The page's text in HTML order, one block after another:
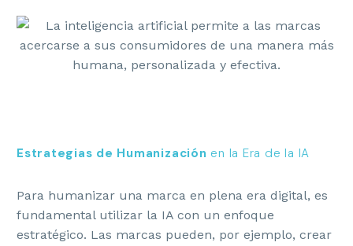
Estrategias de Humanización en la Era de la IA
Para humanizar una marca en plena era digital, es
fundamental utilizar la IA con un enfoque
estratégico. Las marcas pueden, por ejemplo, crear